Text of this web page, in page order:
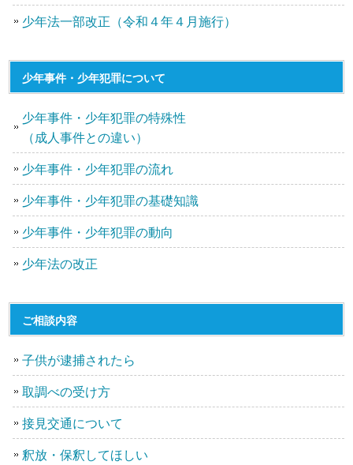
少年法一部改正（令和４年４月施行）
少年事件・少年犯罪について
少年事件・少年犯罪の特殊性
（成人事件との違い）
少年事件・少年犯罪の流れ
少年事件・少年犯罪の基礎知識
少年事件・少年犯罪の動向
少年法の改正
ご相談内容
子供が逮捕されたら
取調べの受け方
接見交通について
釈放・保釈してほしい